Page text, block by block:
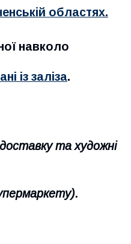
областях.
навколо
із заліза.
та художні